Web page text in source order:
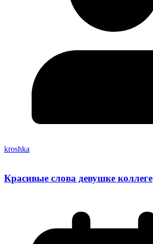
kroshka
Красивые слова девушке коллеге